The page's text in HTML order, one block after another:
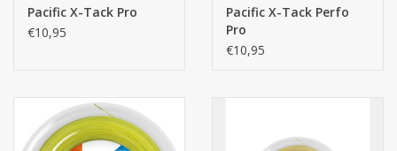
Pacific X-Tack Pro
€10,95
Pacific X-Tack Perfo
Pro
€10,95